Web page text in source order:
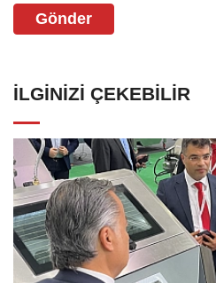
Gönder
İLGINIZI ÇEKEBILIR